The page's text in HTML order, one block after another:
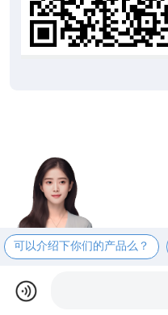
可以介绍下你们的产品么？